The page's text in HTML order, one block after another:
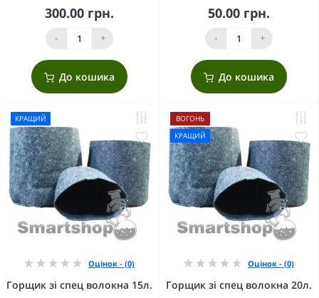
300.00 грн.
- +
До кошика
50.00 грн.
- +
До кошика
КРАЩИЙ
Оцінок - (0)
Горщик зі спец волокна 15л.
ВОГОНЬ
КРАЩИЙ
Оцінок - (0)
Горщик зі спец волокна 20л.